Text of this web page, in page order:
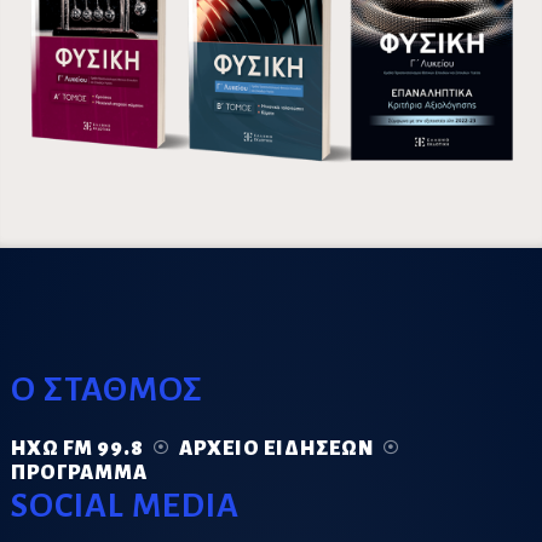
Ο ΣΤΑΘΜΟΣ
ΗΧΏ FM 99.8
ΑΡΧΕΊΟ ΕΙΔΉΣΕΩΝ
ΠΡΌΓΡΑΜΜΑ
SOCIAL MEDIA